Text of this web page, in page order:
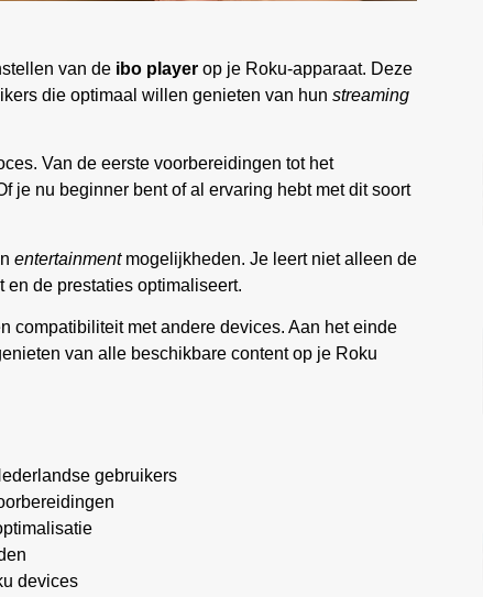
van de ibo player op je Roku-apparaat. Deze
die optimaal willen genieten van hun streaming
Van de eerste voorbereidingen tot het
je nu beginner bent of al ervaring hebt met dit soort
entertainmentmogelijkheden. Je leert niet alleen de
de prestaties optimaliseert.
compatibiliteit met andere devices. Aan het einde
van alle beschikbare content op je Roku
gebruikers
devices